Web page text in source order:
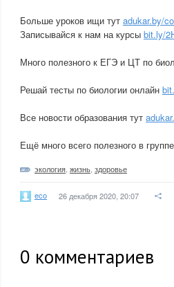
Больше уроков ищи тут adukar.by/
Записывайся к нам на курсы bit.ly/
Много полезного к ЕГЭ и ЦТ по
Решай тесты по биологии онлайн
Все новости образования тут
Ещё много всего полезного в
экология жизнь здоровье
eco 26 декабря 2020, 20:07
0 комментариев